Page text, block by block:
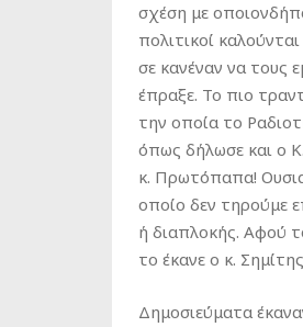
σχέση με
πολιτικοί
σε κανέναν να τους
έπραξε. Το πιο
την οποία το
όπως δήλωσε και ο
κ. Πρωτόπαπα!
οποίο δεν τηρούμε
ή διαπλοκής. Αφού
το έκανε ο κ.
Δημοσιεύματα